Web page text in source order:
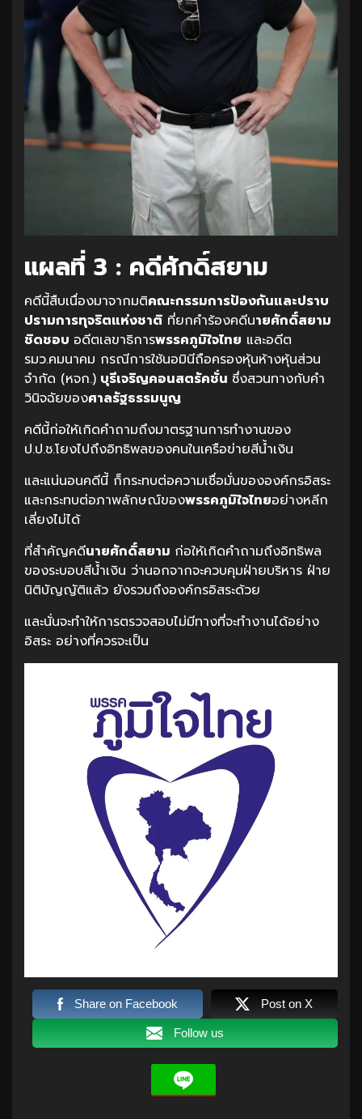
แผลที่ 3 : คดีศักดิ์สยาม
คดีนี้สืบเนื่องมาจากมติคณะกรรมการป้องกันและปราบ
ปรามการทุจริตแห่งชาติ ที่ยกคำร้องคดีนายศักดิ์สยาม
ชิดชอบ อดีตเลขาธิการพรรคภูมิใจไทย และอดีต
รมว.คมนาคม กรณีการใช้นอมินีถือครองหุ้นห้างหุ้นส่วน
จำกัด (หจก.) บุรีเจริญคอนสตรัคชั่น ซึ่งสวนทางกับคำ
วินิจฉัยของศาลรัฐธรรมนูญ
คดีนี้ก่อให้เกิดคำถามถึงมาตรฐานการทำงานของ
ป.ป.ช.โยงไปถึงอิทธิพลของคนในเครือข่ายสีน้ำเงิน
และแน่นอนคดีนี้ ก็กระทบต่อความเชื่อมั่นขององค์กรอิสระ
และกระทบต่อภาพลักษณ์ของพรรคภูมิใจไทยอย่างหลีก
เลี่ยงไม่ได้
ที่สำคัญคดีนายศักดิ์สยาม ก่อให้เกิดคำถามถึงอิทธิพล
ของระบอบสีน้ำเงิน ว่านอกจากจะควบคุมฝ่ายบริหาร ฝ่าย
นิติบัญญัติแล้ว ยังรวมถึงองค์กรอิสระด้วย
และนั่นจะทำให้การตรวจสอบไม่มีทางที่จะทำงานได้อย่าง
อิสระ อย่างที่ควรจะเป็น
Share on Facebook Post on X
Follow us